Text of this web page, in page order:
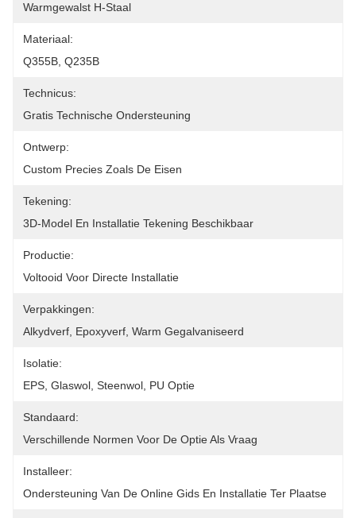
Warmgewalst H-Staal
Materiaal:
Q355B, Q235B
Technicus:
Gratis Technische Ondersteuning
Ontwerp:
Custom Precies Zoals De Eisen
Tekening:
3D-Model En Installatie Tekening Beschikbaar
Productie:
Voltooid Voor Directe Installatie
Verpakkingen:
Alkydverf, Epoxyverf, Warm Gegalvaniseerd
Isolatie:
EPS, Glaswol, Steenwol, PU Optie
Standaard:
Verschillende Normen Voor De Optie Als Vraag
Installeer:
Ondersteuning Van De Online Gids En Installatie Ter Plaatse